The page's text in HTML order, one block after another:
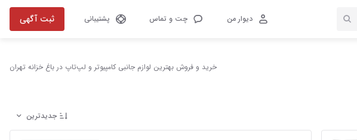
دیوار من چت و تماس پشتیبانی ثبت آگهی
خرید و فروش بهترین لوازم جانبی کامپیوتر و لپ‌تاپ در باغ خزانه تهران
جدیدترین